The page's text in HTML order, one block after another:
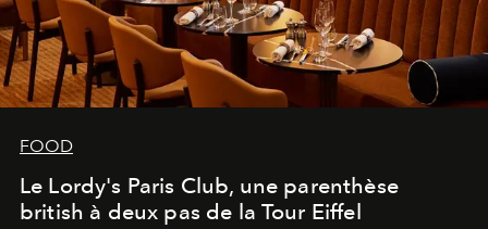
FOOD
Le Lordy's Paris Club, une parenthèse
british à deux pas de la Tour Eiffel